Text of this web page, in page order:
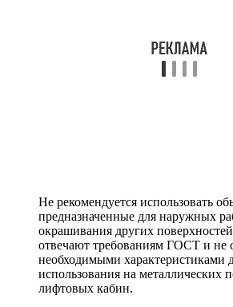
Не рекомендуется использовать
предназначенные для наружных
окрашивания других
отвечают требованиям ГОСТ и не
необходимыми характеристиками
использования на металлических
лифтовых кабин.